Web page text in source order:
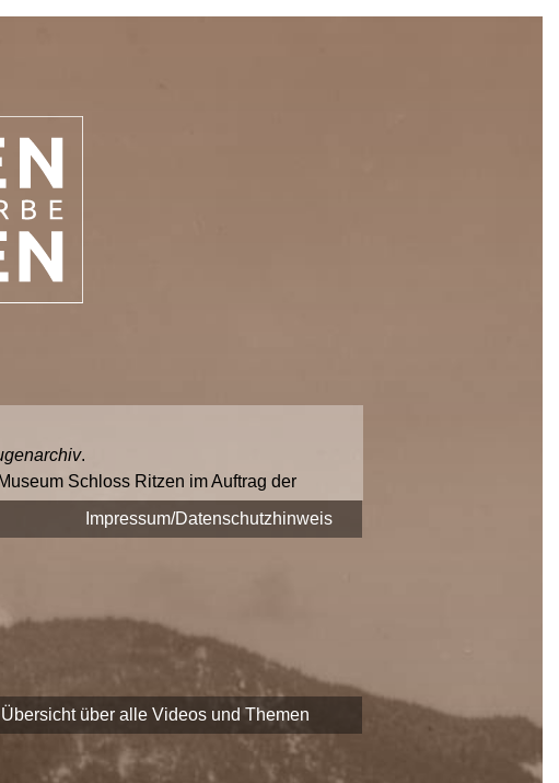
.
Schloss Ritzen im Auftrag der
fest.
zu Themen und Zeitzeugen
der
gesellschaftliche Erbe Saalfeldens
Impressum/Datenschutzhinweis
Übersicht über alle Videos und Themen